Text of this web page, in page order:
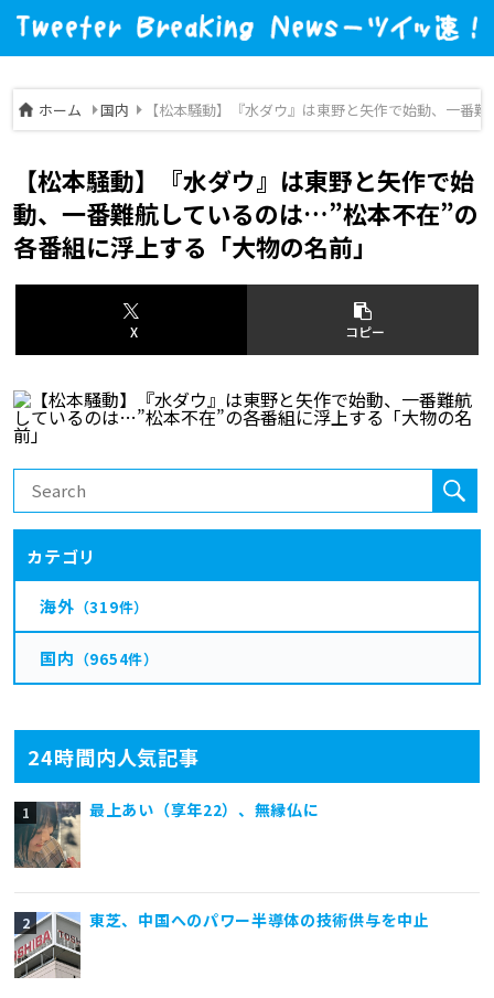
ホーム 国内 【松本騒動】『水ダウ』は東野と矢作で始動、一番
24時間内人気記事
最上あい（享年22）、無縁仏に
東芝、中国へのパワー半導体の技術供与を中止
【松本騒動】『水ダウ』は東野と矢作で始
動、一番難航しているのは…”松本不在”の
各番組に浮上する「大物の名前」
X コピー
カテゴリ
海外 （319件）
国内 （9654件）